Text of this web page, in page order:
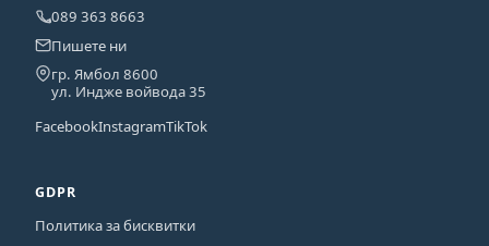
089 363 8663
Пишете ни
гр. Ямбол 8600
ул. Индже войвода 35
FacebookInstagramTikTok
GDPR
Политика за бисквитки